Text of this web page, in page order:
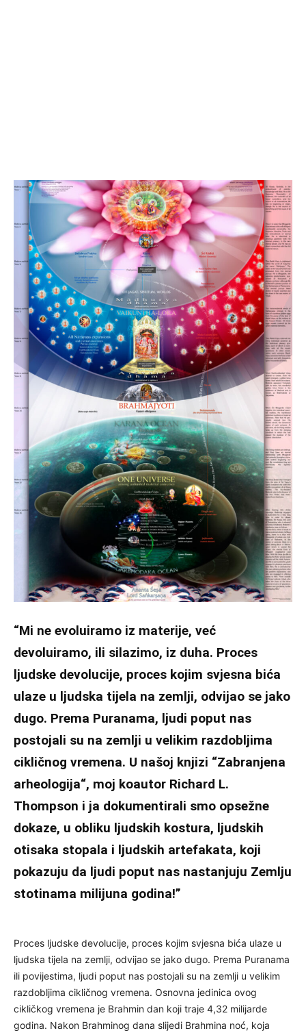
“Mi ne evoluiramo iz materije, već
devoluiramo, ili silazimo, iz duha. Proces
ljudske devolucije, proces kojim svjesna bića
ulaze u ljudska tijela na zemlji, odvijao se jako
dugo. Prema Puranama, ljudi poput nas
postojali su na zemlji u velikim razdobljima
cikličnog vremena. U našoj knjizi “Zabranjena
arheologija“, moj koautor Richard L.
Thompson i ja dokumentirali smo opsežne
dokaze, u obliku ljudskih kostura, ljudskih
otisaka stopala i ljudskih artefakata, koji
pokazuju da ljudi poput nas nastanjuju Zemlju
stotinama milijuna godina!”
Proces ljudske devolucije, proces kojim svjesna bića ulaze u
ljudska tijela na zemlji, odvijao se jako dugo. Prema Puranama
ili povijestima, ljudi poput nas postojali su na zemlji u velikim
razdobljima cikličnog vremena. Osnovna jedinica ovog
cikličkog vremena je Brahmin dan koji traje 4,32 milijarde
godina. Nakon Brahminog dana slijedi Brahmina noć, koja